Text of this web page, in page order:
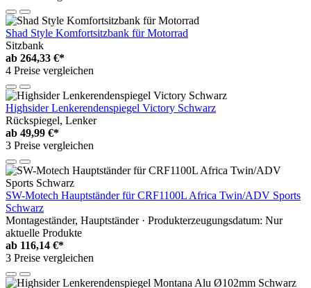
Shad Style Komfortsitzbank für Motorrad
Sitzbank
ab 264,33 €*
4 Preise vergleichen
Highsider Lenkerendenspiegel Victory Schwarz
Rückspiegel, Lenker
ab 49,99 €*
3 Preise vergleichen
SW-Motech Hauptständer für CRF1100L Africa Twin/ADV Sports
Schwarz
Montageständer, Hauptständer · Produkterzeugungsdatum: Nur
aktuelle Produkte
ab 116,14 €*
3 Preise vergleichen